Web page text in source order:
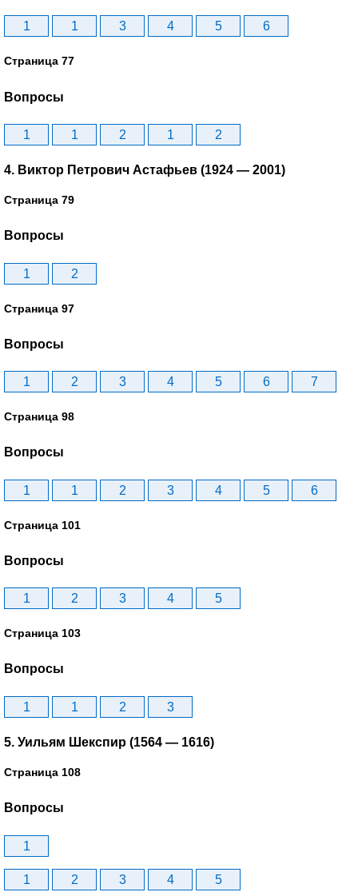
1 1 3 4 5 6
Страница 77
Вопросы
1 1 2 1 2
4. Виктор Петрович Астафьев (1924 — 2001)
Страница 79
Вопросы
1 2
Страница 97
Вопросы
1 2 3 4 5 6 7
Страница 98
Вопросы
1 1 2 3 4 5 6
Страница 101
Вопросы
1 2 3 4 5
Страница 103
Вопросы
1 1 2 3
5. Уильям Шекспир (1564 — 1616)
Страница 108
Вопросы
1
1 2 3 4 5